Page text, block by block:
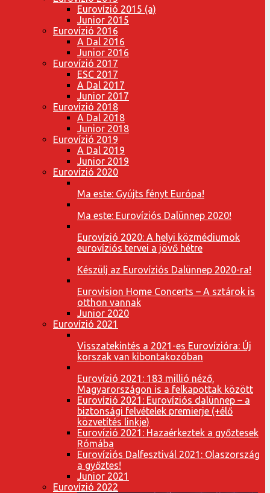
Eurovízió 2015 (a)
Junior 2015
Eurovízió 2016
A Dal 2016
Junior 2016
Eurovízió 2017
ESC 2017
A Dal 2017
Junior 2017
Eurovízió 2018
A Dal 2018
Junior 2018
Eurovízió 2019
A Dal 2019
Junior 2019
Eurovízió 2020
Ma este: Gyújts fényt Európa!
Ma este: Eurovíziós Dalünnep 2020!
Eurovízió 2020: A helyi közmédiumok
eurovíziós tervei a jövő hétre
Készülj az Eurovíziós Dalünnep 2020-ra!
Eurovision Home Concerts – A sztárok is
otthon vannak
Junior 2020
Eurovízió 2021
Visszatekintés a 2021-es Eurovízióra: Új
korszak van kibontakozóban
Eurovízió 2021: 183 millió néző,
Magyarországon is a felkapottak között
Eurovízió 2021: Eurovíziós dalünnep – a
biztonsági felvételek premierje (+élő
közvetítés linkje)
Eurovízió 2021: Hazaérkeztek a győztesek
Rómába
Eurovíziós Dalfesztivál 2021: Olaszország
a győztes!
Junior 2021
Eurovízió 2022